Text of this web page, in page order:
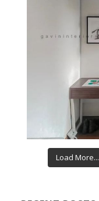
Load More...